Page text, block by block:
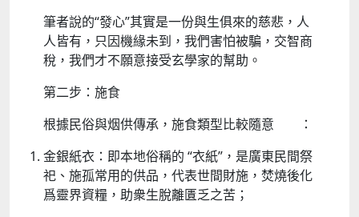
筆者說的“發心”其實是一份與生俱來的慈悲，人
人皆有，只因機緣未到，我們害怕被騙，交智商
稅，我們才不願意接受玄學家的幫助。
第二步：施食
根據民俗與烟供傳承，施食類型比較隨意 ：​
金銀紙衣：即本地俗稱的 “衣紙”，是廣東民間祭
祀、施孤常用的供品，代表世間財施，焚燒後化
爲靈界資糧，助衆生脫離匱乏之苦​；​